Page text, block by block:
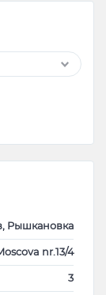
Рышкановка
nr.13/4
3